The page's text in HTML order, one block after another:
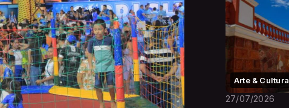
Arte & Cultura
27/07/2026